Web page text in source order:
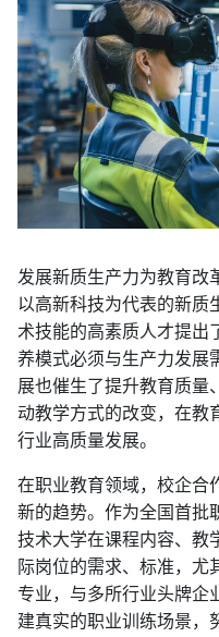
发展新质生产力为教育改
以高新科技为代表的新质
术技能的高素质人才提出
养模式必须与生产力发展
展也催生了提升教育质量
动教学方式的改变，在教
行业高质量发展。
在职业教育领域，校企合
新的趋势。作为全国首批
技术大学在课程内容、教
际岗位的需求、标准，尤
专业，与多所行业头牌企
建真实的职业训练场景，